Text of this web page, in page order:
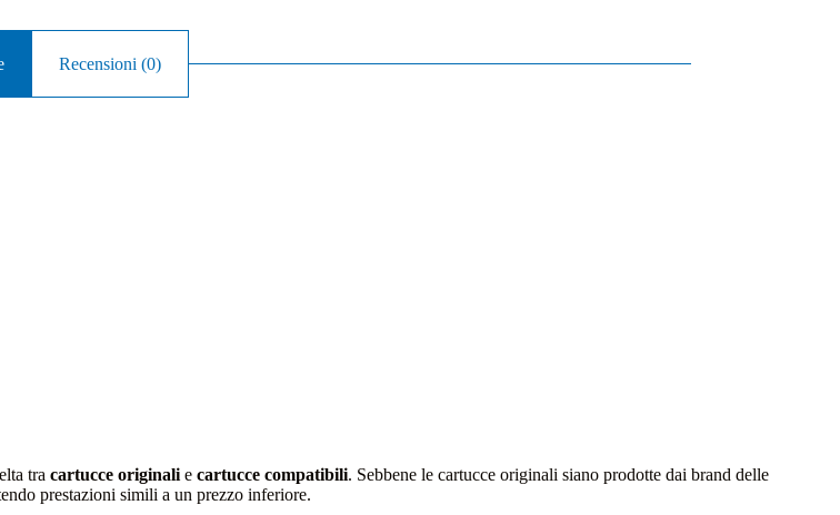
Recensioni (0)
tra cartucce originali e cartucce compatibili. Sebbene le cartucce originali siano prodotte dai brand delle
prestazioni simili a un prezzo inferiore.